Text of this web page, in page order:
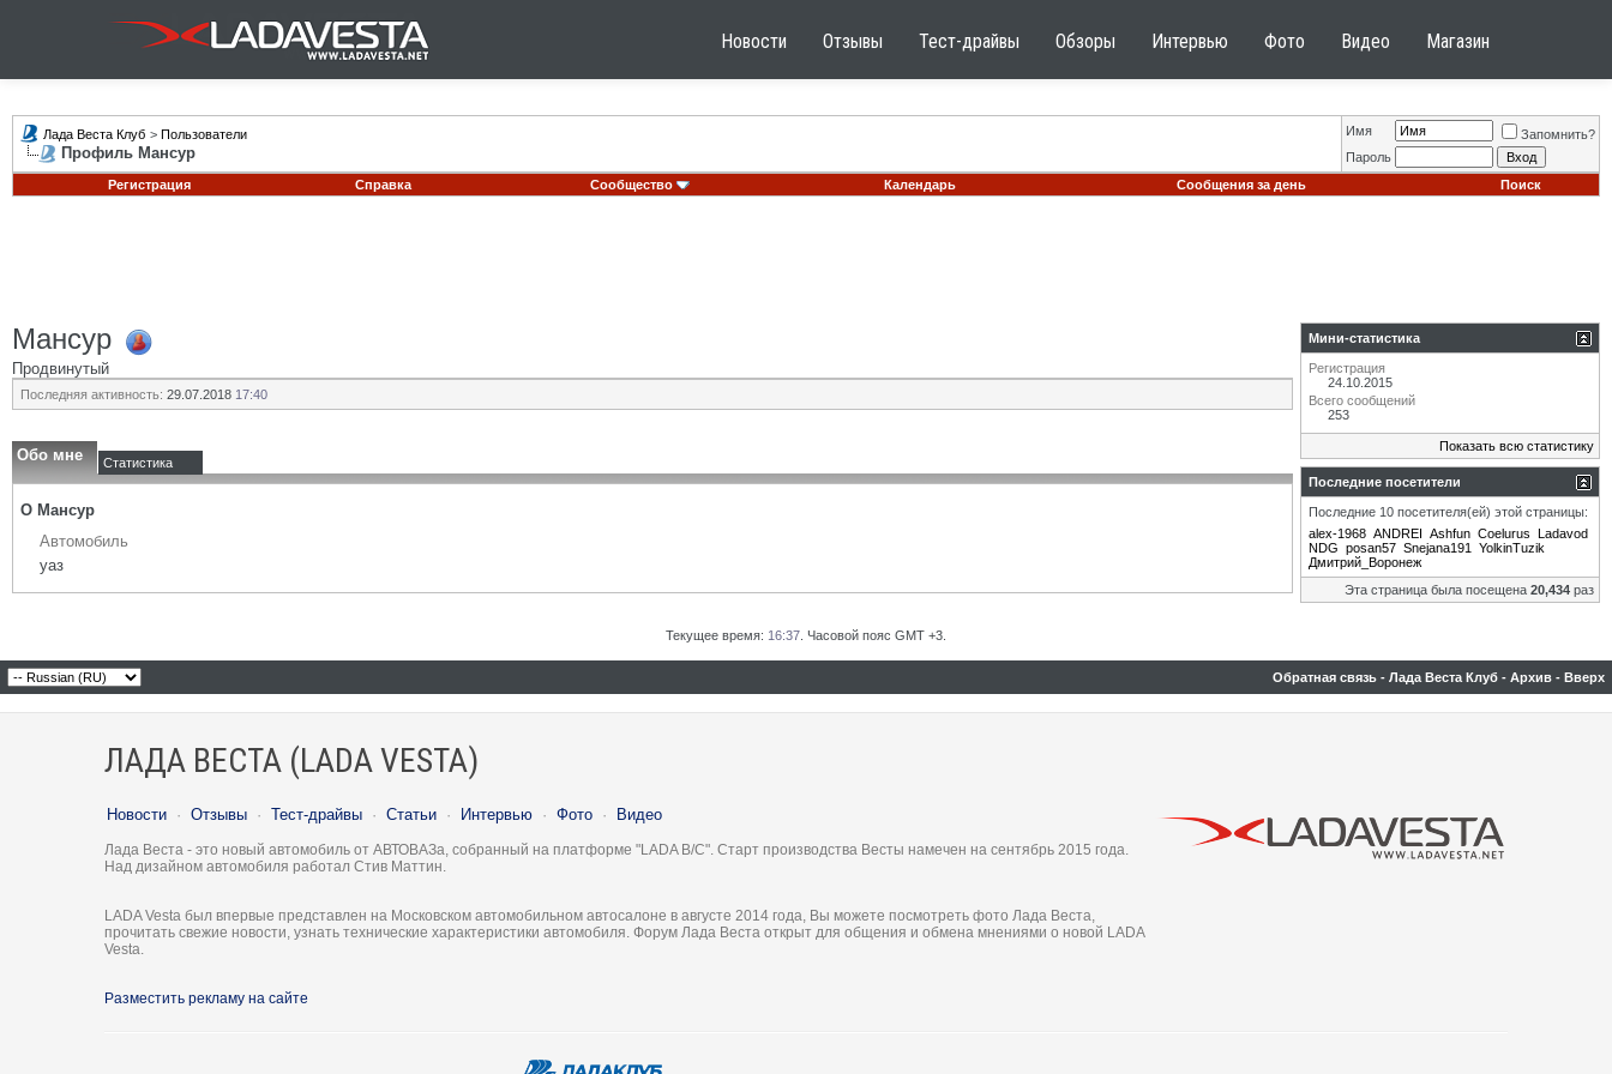
Новости Отзывы Тест-драйвы Обзоры Интервью Фото Видео Магазин
Лада Веста Клуб > Пользователи
Профиль Мансур
Имя
Запомнить?
Пароль
Регистрация
Справка Сообщество Календарь Сообщения за день Поиск
Мансур
Продвинутый
Последняя активность: 29.07.2018 17:40
Обо мне Статистика
О Мансур
Автомобиль
уаз
Мини-статистика
Регистрация
24.10.2015
Всего сообщений
253
Показать всю статистику
Последние посетители
Последние 10 посетителя(ей) этой страницы:
alex-1968 ANDREI Ashfun Coelurus Ladavod
NDG posan57 Snejana191
YolkinTuzik
Дмитрий_Воронеж
Эта страница была посещена 20,434 раз
Текущее время: 16:37 . Часовой пояс GMT +3.
Обратная связь - Лада Веста Клуб - Архив - Вверх
ЛАДА ВЕСТА (LADA VESTA)
Новости · Отзывы · Тест-драйвы · Статьи · Интервью · Фото · Видео
Лада Веста - это новый автомобиль от АВТОВАЗа, собранный на платформе "LADA B/C". Старт производства Весты намечен на сентябрь 2015 года.
Над дизайном автомобиля работал Стив Маттин.
LADA Vesta был впервые представлен на Московском автомобильном автосалоне в августе 2014 года, Вы можете посмотреть фото Лада Веста,
прочитать свежие новости, узнать технические характеристики автомобиля. Форум Лада Веста открыт для общения и обмена мнениями о новой LADA
Vesta.
Разместить рекламу на сайте